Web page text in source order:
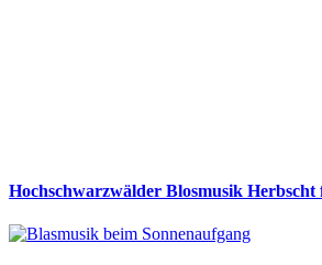
Hochschwarzwälder Blosmusik Herbscht